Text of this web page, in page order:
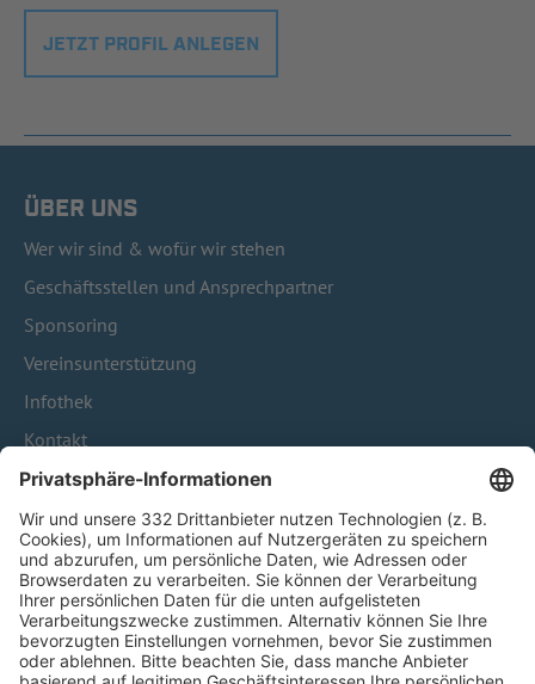
JETZT PROFIL ANLEGEN
ÜBER UNS
Wer wir sind & wofür wir stehen
Geschäftsstellen und Ansprechpartner
Sponsoring
Vereinsunterstützung
Infothek
Kontakt
HÄUFIG BESUCHTE SEITEN
Pässe und Vereinswechsel
Trainerausbildung
Schulungsangebot Vereinsmitarbeiter
BFV-Geschäftsstellen